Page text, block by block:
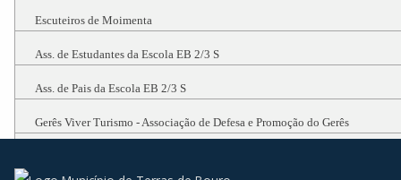
Escuteiros de Moimenta
Ass. de Estudantes da Escola EB 2/3 S
Ass. de Pais da Escola EB 2/3 S
Gerês Viver Turismo - Associação de Defesa e Promoção do Gerês